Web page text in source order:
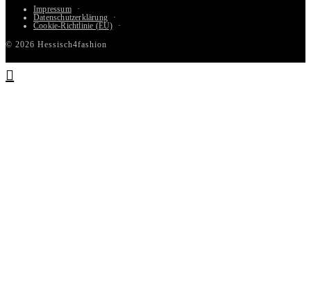
Impressum
Datenschutzerklärung
Cookie-Richtlinie (EU)
© 2026 Hessisch4fashion